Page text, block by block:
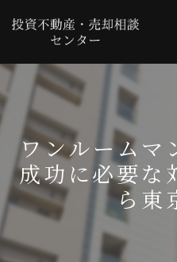
ワンルームマ
成功に必要な
ら東